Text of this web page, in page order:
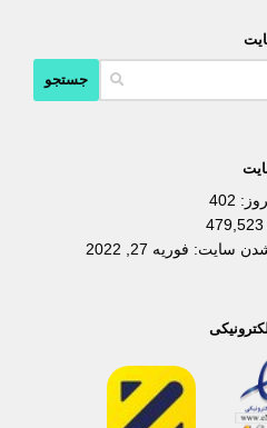
402
479,523
سایت: فوریه 27, 2022